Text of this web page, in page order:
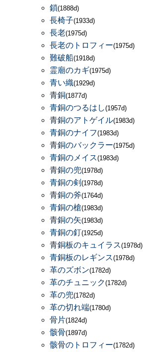
鎖(1888d)
長椅子(1933d)
長老(1975d)
長老のトロフィー(1975d)
難破船(1918d)
霊廟のカギ(1975d)
青い織(1929d)
青銅(1877d)
青銅のつるはし(1957d)
青銅のアトゲイル(1983d)
青銅のナイフ(1983d)
青銅のバックラー(1975d)
青銅のメイス(1983d)
青銅の兜(1978d)
青銅の剣 (1978d)
青銅の斧(1764d)
青銅の槍(1983d)
青銅の矢(1983d)
青銅の釘(1925d)
青銅板のキュイラス(1978d)
青銅板のレギンス(1978d)
革のズボン(1782d)
革のチュニック(1782d)
革の兜(1782d)
革の切れ端(1780d)
骨片(1824d)
骸骨(1897d)
骸骨のトロフィー(1782d)